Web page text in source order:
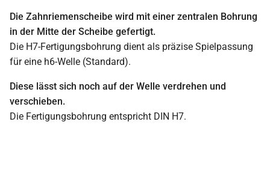
Die Zahnriemenscheibe wird mit einer zentralen Bohrung
in der Mitte der Scheibe gefertigt.
Die H7-Fertigungsbohrung dient als präzise Spielpassung
für eine h6-Welle (Standard).
Diese lässt sich noch auf der Welle verdrehen und
verschieben.
Die Fertigungsbohrung entspricht DIN H7.